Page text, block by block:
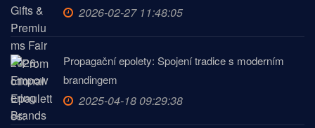
2026-02-27 11:48:05
Propagační epolety: Spojení tradice s moderním
brandingem
2025-04-18 09:29:38